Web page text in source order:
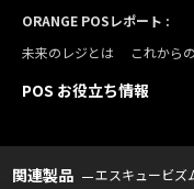
ORANGE POSレポート :
未来のレジとは
これから
POS お役立ち情報
関連製品 エスキュービズ